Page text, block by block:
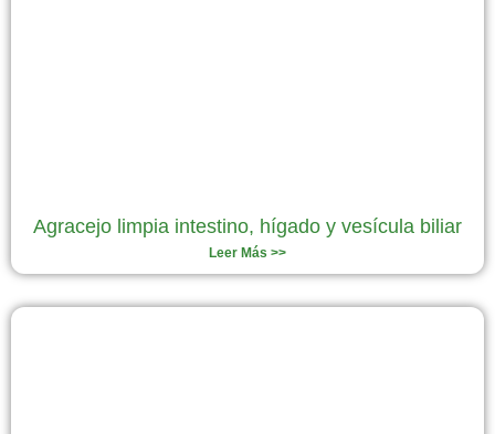
Agracejo limpia intestino, hígado y vesícula biliar
Leer Más >>